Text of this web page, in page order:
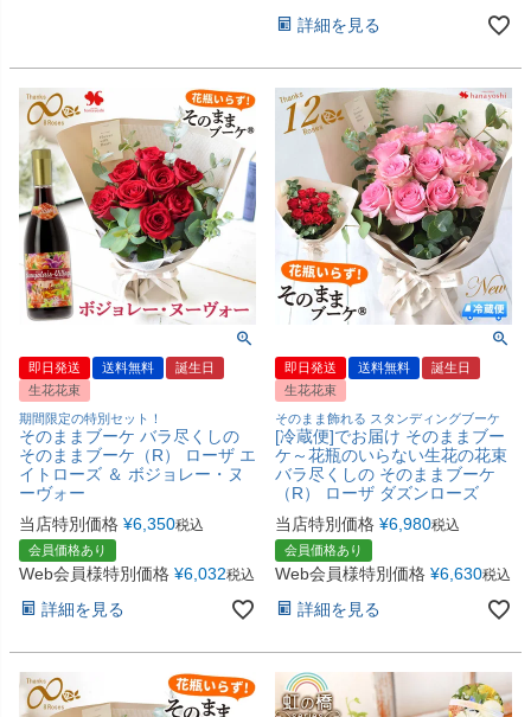
詳細を見る
即日発送 送料無料
誕生日
生花花束
期間限定の特別セット！
そのままブーケ バラ尽くしの
そのままブーケ（R） ローザ エ
イトローズ ＆ ボジョレー・ヌ
ーヴォー
当店特別価格 ¥6,350税込
会員価格あり
Web会員様特別価格 ¥6,032税込
詳細を見る
即日発送 送料無料
誕生日
生花花束
そのまま飾れる スタンディングブーケ
[冷蔵便]でお届け そのままブー
ケ～花瓶のいらない生花の花束
バラ尽くしの そのままブーケ
（R） ローザ ダズンローズ
当店特別価格 ¥6,980税込
会員価格あり
Web会員様特別価格 ¥6,630税込
詳細を見る